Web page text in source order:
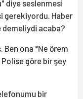
diye seslenmesi
gerekiyordu. Haber
demeliydi acaba?
Ben ona "Ne örem
Polise göre bir şey
bir